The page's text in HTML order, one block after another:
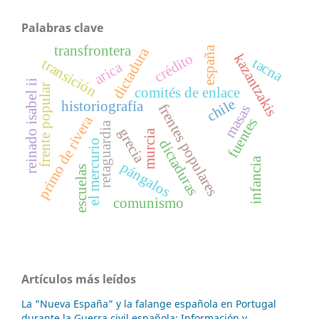
Palabras clave
frentes populares
comités de enlace
murcia
retaguardia
historiografía
fuentes
dictadura españa
primo de rivera
chile
dictaduras
pángalos
grecia
kazantzakis
comunismo
frente popular masas
reinado isabel iitransición
el mercurio
transfrontera crédito
escuelas infancia
arica tacna
Artículos más leídos
La "Nueva España” y la falange española en Portugal